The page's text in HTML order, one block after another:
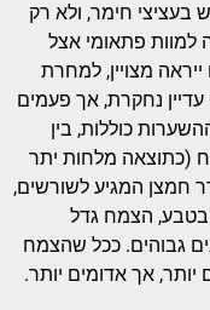
בעציצי חימר, ולא רק
למוות פתאומי אצל
מצויין, למחרת
עדיין נחקרת, אך פעמים
כוללות, בין
(כתוצאה מלחות יתר
חמצן המגיע לשורשים,
בטבע, הצמח גדל
גבוהים. ככל שהצמח
יותר, אך אדומים יותר.